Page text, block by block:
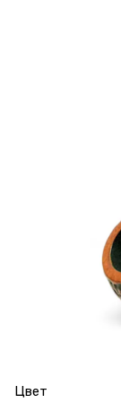
Цвет